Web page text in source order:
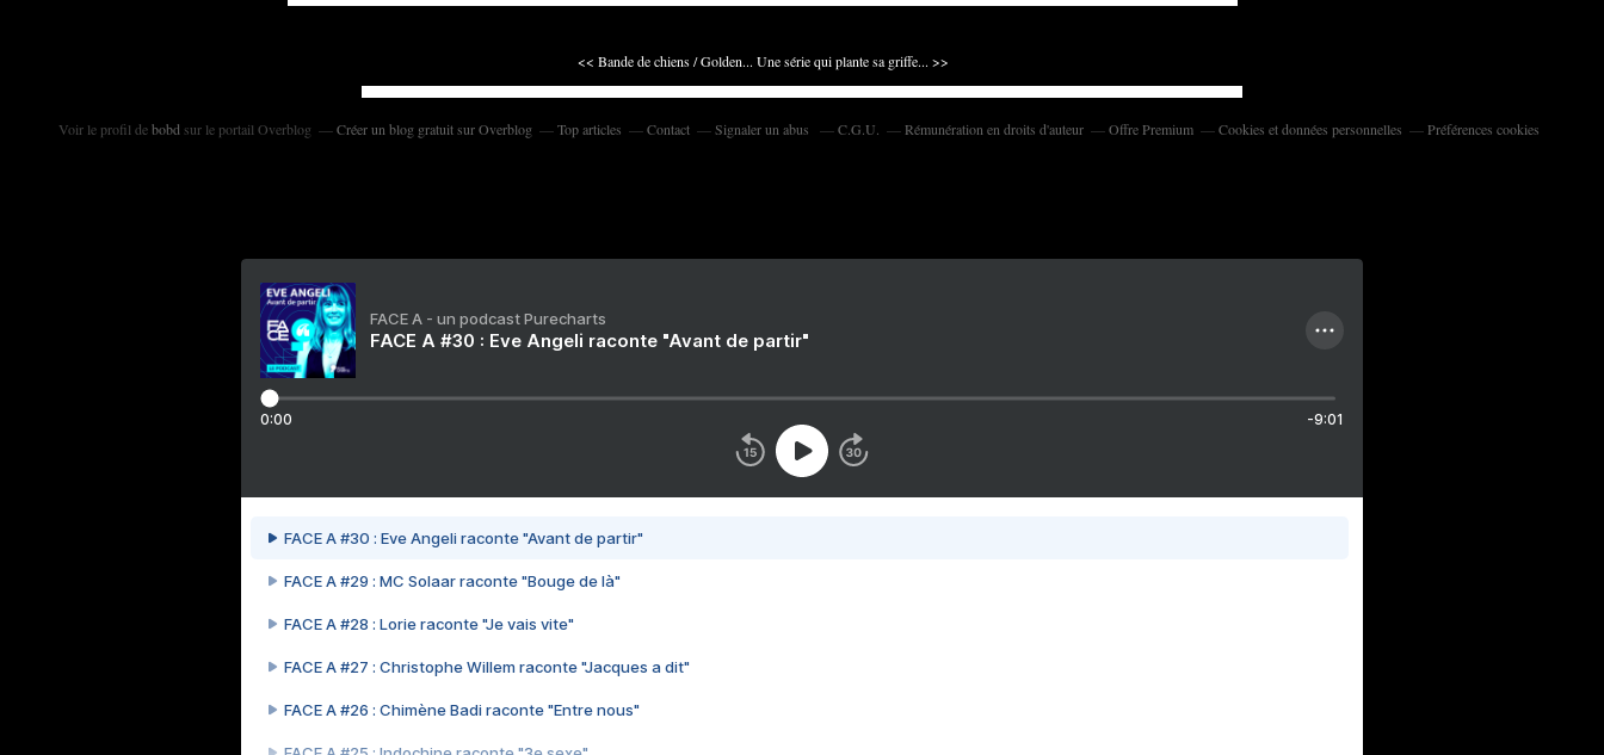
<< Bande de chiens / Golden... Une série qui plante sa griffe... >>
Voir le profil debobdsur le portail Overblog Créer un blog gratuit sur Overblog Top articles Contact Signaler un abus C.G.U. Rémunération en droits d'auteur Offre Premium Cookies et données personnelles Préférences cookies
FACE A - un podcast Purecharts
FACE A #30 : Eve Angeli raconte "Avant de partir"
0:00 -9:01
FACE A #30 : Eve Angeli raconte "Avant de partir"
FACE A #29 : MC Solaar raconte "Bouge de là"
FACE A #28 : Lorie raconte "Je vais vite"
FACE A #27 : Christophe Willem raconte "Jacques a dit"
FACE A #26 : Chimène Badi raconte "Entre nous"